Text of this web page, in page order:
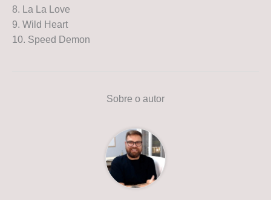
8. La La Love
9. Wild Heart
10. Speed Demon
Sobre o autor